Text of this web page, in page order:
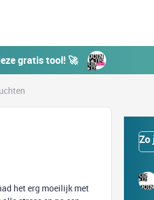
gratis tool! 🚀
het erg moeilijk met
Zo